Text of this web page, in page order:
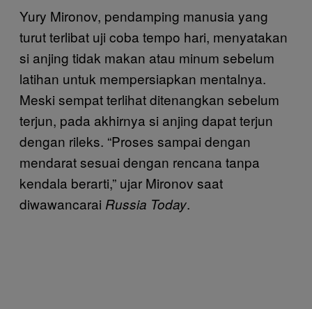
Yury Mironov, pendamping manusia yang
turut terlibat uji coba tempo hari, menyatakan
si anjing tidak makan atau minum sebelum
latihan untuk mempersiapkan mentalnya.
Meski sempat terlihat ditenangkan sebelum
terjun, pada akhirnya si anjing dapat terjun
dengan rileks. “Proses sampai dengan
mendarat sesuai dengan rencana tanpa
kendala berarti,” ujar Mironov saat
diwawancarai Russia Today.